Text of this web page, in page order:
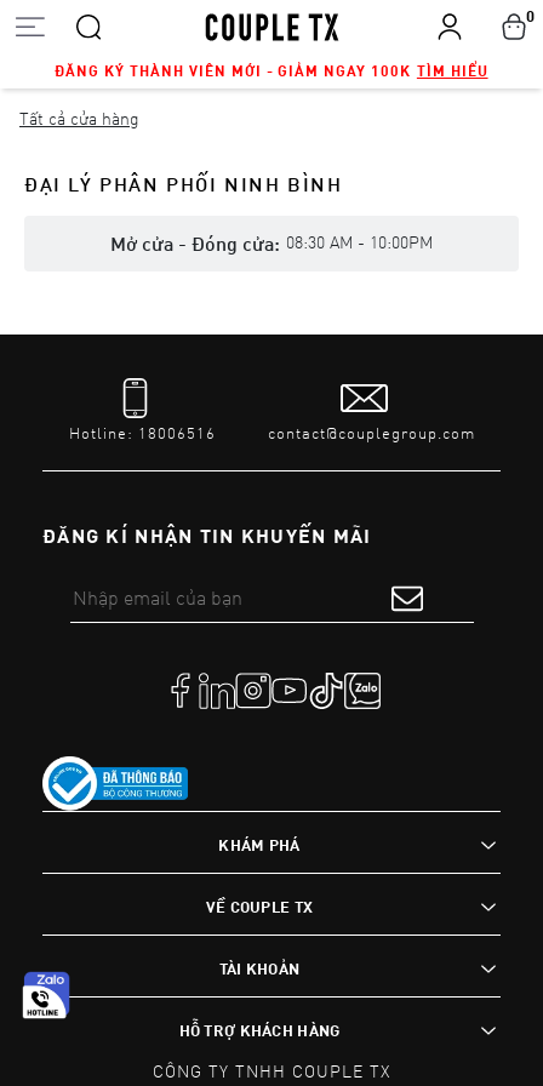
ĐĂNG KÝ THÀNH VIÊN MỚI - GIẢM NGAY 100K TÌM HIỂU
0
Tất cả cửa hàng
ĐẠI LÝ PHÂN PHỐI NINH BÌNH
Mở cửa - Đóng cửa: 08:30 AM - 10:00PM
Hotline: 18006516 contact@couplegroup.com
ĐĂNG KÍ NHẬN TIN KHUYẾN MÃI
KHÁM PHÁ
VỀ COUPLE TX
TÀI KHOẢN
HỖ TRỢ KHÁCH HÀNG
CÔNG TY TNHH COUPLE TX